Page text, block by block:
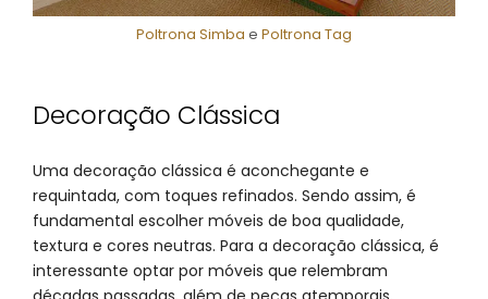
Poltrona Simba e Poltrona Tag
Decoração Clássica
Uma decoração clássica é aconchegante e
requintada, com toques refinados. Sendo assim, é
fundamental escolher móveis de boa qualidade,
textura e cores neutras. Para a decoração clássica, é
interessante optar por móveis que relembram